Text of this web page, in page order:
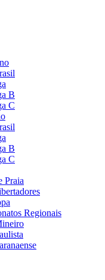
B
C
B
C
Praia
Regionais